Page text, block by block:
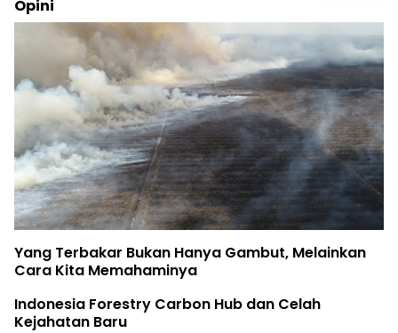
Opini
Yang Terbakar Bukan Hanya Gambut, Melainkan
Cara Kita Memahaminya
Indonesia Forestry Carbon Hub dan Celah
Kejahatan Baru